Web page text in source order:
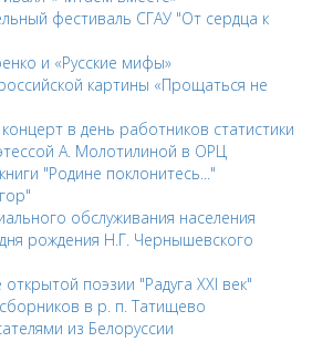
фестиваль СГАУ "От сердца к
и «Русские мифы»
картины «Прощаться не
в день работников статистики
А. Молотилиной в ОРЦ
"Родине поклонитесь..."
обслуживания населения
рождения Н.Г. Чернышевского
поэзии "Радуга XXI век"
в р. п. Татищево
из Белоруссии